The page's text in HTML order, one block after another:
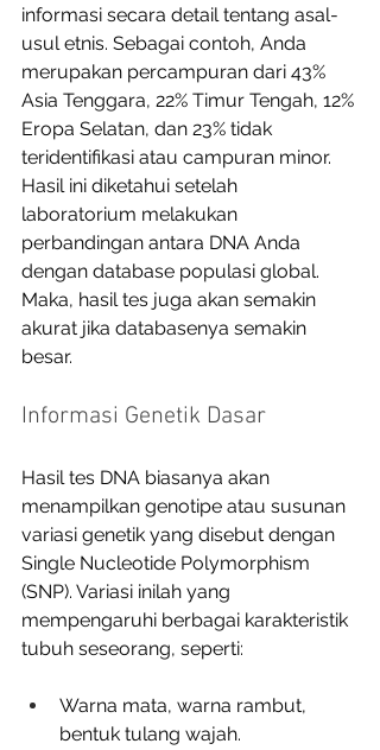
informasi secara detail tentang asal-
usul etnis. Sebagai contoh, Anda
merupakan percampuran dari 43%
Asia Tenggara, 22% Timur Tengah, 12%
Eropa Selatan, dan 23% tidak
teridentifikasi atau campuran minor.
Hasil ini diketahui setelah
laboratorium melakukan
perbandingan antara DNA Anda
dengan database populasi global.
Maka, hasil tes juga akan semakin
akurat jika databasenya semakin
besar.
Informasi Genetik Dasar
Hasil tes DNA biasanya akan
menampilkan genotipe atau susunan
variasi genetik yang disebut dengan
Single Nucleotide Polymorphism
(SNP). Variasi inilah yang
mempengaruhi berbagai karakteristik
tubuh seseorang, seperti:
Warna mata, warna rambut,
bentuk tulang wajah.